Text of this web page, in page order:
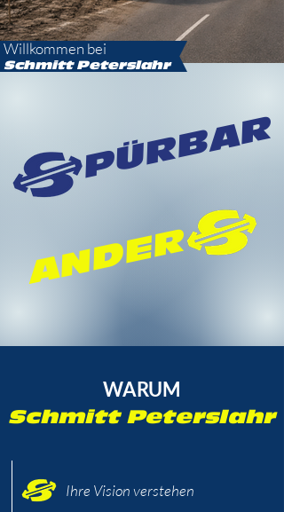
Willkommen bei
Schmitt Peterslahr
PÜRBAR
ANDER
WARUM
Schmitt Peterslahr
Ihre Vision verstehen